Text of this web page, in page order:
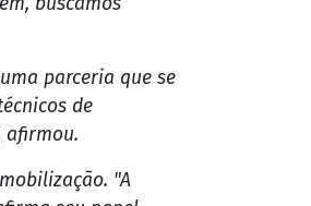
parceria que se
de
afirmou.
"A